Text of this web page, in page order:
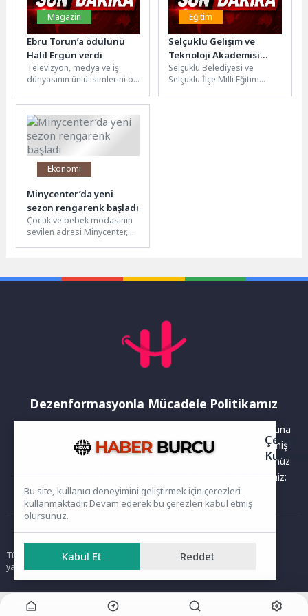
Magazin
Ebru Torun’a ödülünü
Halil Ergün verdi
Televizyon, medya ve iş
dünyasının ünlü isimlerini bir
Year Türkiye...
Eğitim
Selçuklu Gelişim ve
Teknoloji Akademisi
2026 Yıl Sonu Sergi ve
Katılım Sertifikası
Programı Düzenledi
Selçuklu Belediyesi ve
Selçuklu İlçe Milli Eğitim
Ekonomi
Minycenter’da yeni
sezon rengarenk başladı
Çocuk ve bebek modasının
sevilen adresi Minycenter,
Dezenformasyonla Mücadele Politikamız
Yayınlanan haberler doğruluk ilkesi gözetilerek hazırlanır. Buna
rağmen bazı içeriklerde eksik, hatalı veya güncelliğini yitirmiş
bilgiler bulunabilir.Yanlış veya yanıltıcı olduğunu düşündüğünüz
haberleri aşağıdaki iletişim kanallarından bize bildirebilirsiniz:
Ana Sayfa
Tüm hakları saklıdır. Sitede yer alan içerikler izinsiz kopyalanamaz,
yayımlanamaz ve kullanılamaz.
Çerez
Bu site, kullanıcı deneyimini geliştirmek için çerezleri
kullanmaktadır. Devam ederek bu çerezleri kabul etmiş
olursunuz.
Kabul Et Reddet